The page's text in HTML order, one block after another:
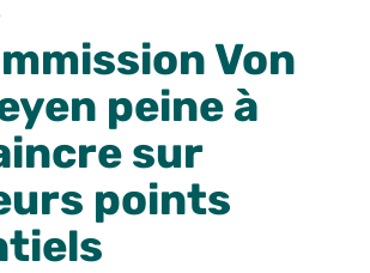
Von
peine à
sur
points